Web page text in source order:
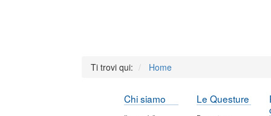
Ti trovi qui: Home
Chi siamo Le Questure